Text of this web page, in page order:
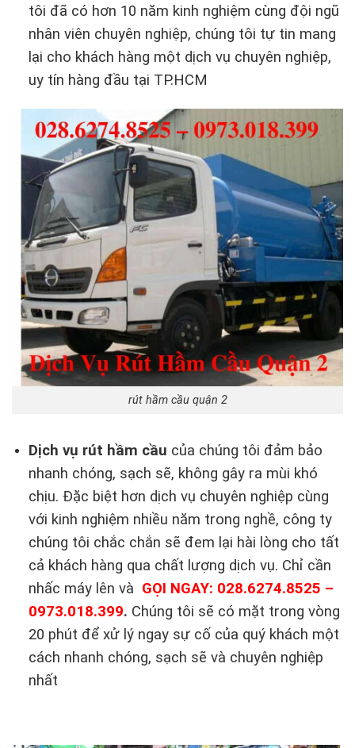
tôi đã có hơn 10 năm kinh nghiệm cùng đội ngũ
nhân viên chuyên nghiệp, chúng tôi tự tin mang
lại cho khách hàng một dịch vụ chuyên nghiệp,
uy tín hàng đầu tại TP.HCM
rút hầm cầu quận 2
Dịch vụ rút hầm cầu của chúng tôi đảm bảo
nhanh chóng, sạch sẽ, không gây ra mùi khó
chịu. Đặc biệt hơn dịch vụ chuyên nghiệp cùng
với kinh nghiệm nhiều năm trong nghề, công ty
chúng tôi chắc chắn sẽ đem lại hài lòng cho tất
cả khách hàng qua chất lượng dịch vụ. Chỉ cần
nhấc máy lên và GỌI NGAY: 028.6274.8525 –
0973.018.399. Chúng tôi sẽ có mặt trong vòng
20 phút để xử lý ngay sự cố của quý khách một
cách nhanh chóng, sạch sẽ và chuyên nghiệp
nhất